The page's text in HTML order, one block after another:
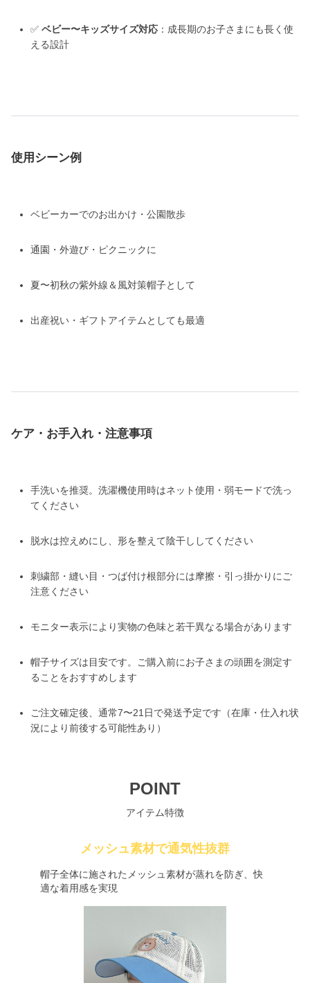
✅ ベビー〜キッズサイズ対応 ：成長期のお子さまにも長く使
える設計
使用シーン例
ベビーカーでのお出かけ・公園散歩
通園・外遊び・ピクニックに
夏〜初秋の紫外線＆風対策帽子として
出産祝い・ギフトアイテムとしても最適
ケア・お手入れ・注意事項
手洗いを推奨。洗濯機使用時はネット使用・弱モードで洗っ
てください
脱水は控えめにし、形を整えて陰干ししてください
刺繍部・縫い目・つば付け根部分には摩擦・引っ掛かりにご
注意ください
モニター表示により実物の色味と若干異なる場合があります
帽子サイズは目安です。ご購入前にお子さまの頭囲を測定す
ることをおすすめします
ご注文確定後、通常7〜21日で発送予定です（在庫・仕入れ状
況により前後する可能性あり）
POINT
アイテム特徴
メッシュ素材で通気性抜群
帽子全体に施されたメッシュ素材が蒸れを防ぎ、快
適な着用感を実現